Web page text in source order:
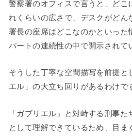
警察署のオフィスで言うと、どこ
れくらいの広さで、デスクがどん
署長の座席はどこなのかといった
パートの連続性の中で開示されて
そうした丁寧な空間描写を前提と
エル」の大立ち回りがあるわけで
「ガブリエル」と対峙する刑事
として理解できているため、目ま